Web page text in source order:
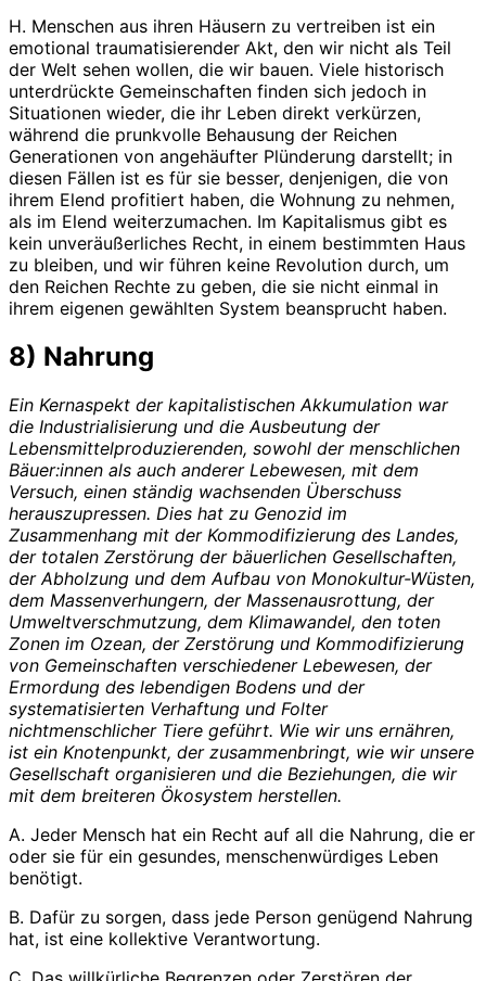
H. Menschen aus ihren Häusern zu vertreiben ist ein
emotional traumatisierender Akt, den wir nicht als Teil
der Welt sehen wollen, die wir bauen. Viele historisch
unterdrückte Gemeinschaften finden sich jedoch in
Situationen wieder, die ihr Leben direkt verkürzen,
während die prunkvolle Behausung der Reichen
Generationen von angehäufter Plünderung darstellt; in
diesen Fällen ist es für sie besser, denjenigen, die von
ihrem Elend profitiert haben, die Wohnung zu nehmen,
als im Elend weiterzumachen. Im Kapitalismus gibt es
kein unveräußerliches Recht, in einem bestimmten Haus
zu bleiben, und wir führen keine Revolution durch, um
den Reichen Rechte zu geben, die sie nicht einmal in
ihrem eigenen gewählten System beansprucht haben.
8) Nahrung
Ein Kernaspekt der kapitalistischen Akkumulation war
die Industrialisierung und die Ausbeutung der
Lebensmittelproduzierenden, sowohl der menschlichen
Bäuer:innen als auch anderer Lebewesen, mit dem
Versuch, einen ständig wachsenden Überschuss
herauszupressen. Dies hat zu Genozid im
Zusammenhang mit der Kommodifizierung des Landes,
der totalen Zerstörung der bäuerlichen Gesellschaften,
der Abholzung und dem Aufbau von Monokultur-Wüsten,
dem Massenverhungern, der Massenausrottung, der
Umweltverschmutzung, dem Klimawandel, den toten
Zonen im Ozean, der Zerstörung und Kommodifizierung
von Gemeinschaften verschiedener Lebewesen, der
Ermordung des lebendigen Bodens und der
systematisierten Verhaftung und Folter
nichtmenschlicher Tiere geführt. Wie wir uns ernähren,
ist ein Knotenpunkt, der zusammenbringt, wie wir unsere
Gesellschaft organisieren und die Beziehungen, die wir
mit dem breiteren Ökosystem herstellen.
A. Jeder Mensch hat ein Recht auf all die Nahrung, die er
oder sie für ein gesundes, menschenwürdiges Leben
benötigt.
B. Dafür zu sorgen, dass jede Person genügend Nahrung
hat, ist eine kollektive Verantwortung.